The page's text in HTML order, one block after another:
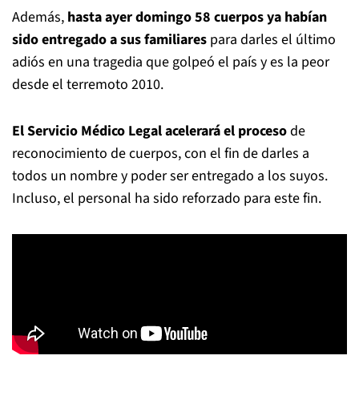
Además, hasta ayer domingo 58 cuerpos ya habían
sido entregado a sus familiares para darles el último
adiós en una tragedia que golpeó el país y es la peor
desde el terremoto 2010.
El Servicio Médico Legal acelerará el procesode
reconocimiento de cuerpos, con el fin de darles a
todos un nombre y poder ser entregado a los suyos.
Incluso, el personal ha sido reforzado para este fin.